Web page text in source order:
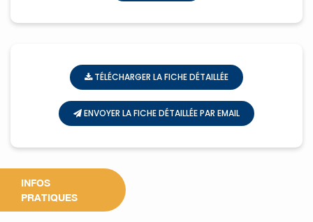
TÉLÉCHARGER LA FICHE DÉTAILLÉE
ENVOYER LA FICHE DÉTAILLÉE PAR EMAIL
INFOS
PRATIQUES